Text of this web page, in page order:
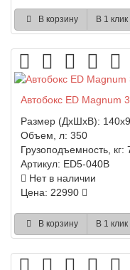
В корзину В 1 клик
Автобокс ED Magnum
Размер (ДхШхВ):
Объем, л: 350
Грузоподъемность, кг:
Артикул: ED5-040B
Нет в наличии
Цена: 22990
В корзину В 1 клик